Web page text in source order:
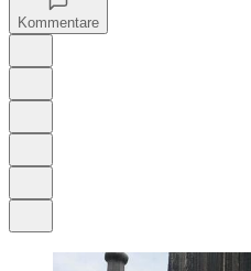
Kommentare